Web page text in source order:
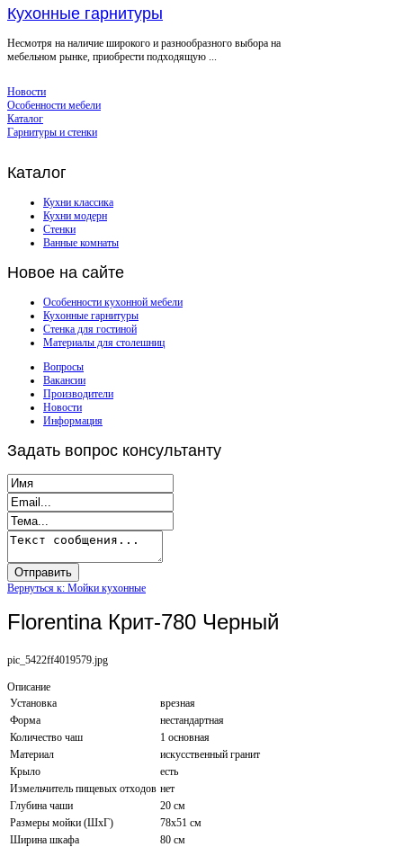
Кухонные гарнитуры
Несмотря на наличие широкого и разнообразного выбора на
мебельном рынке, приобрести подходящую ...
Новости
Особенности мебели
Каталог
Гарнитуры и стенки
Каталог
Кухни классика
Кухни модерн
Стенки
Ванные комнаты
Новое на сайте
Особенности кухонной мебели
Кухонные гарнитуры
Стенка для гостиной
Материалы для столешниц
Вопросы
Вакансии
Производители
Новости
Информация
Задать вопрос консультанту
Вернуться к: Мойки кухонные
Florentina Крит-780 Черный
pic_5422ff4019579.jpg
Описание
Установка
врезная
Форма
нестандартная
Количество чаш
1 основная
Материал
искусственный гранит
Крыло
есть
Измельчитель пищевых отходов нет
Глубина чаши
20 см
Размеры мойки (ШхГ)
78х51 см
Ширина шкафа
80 см